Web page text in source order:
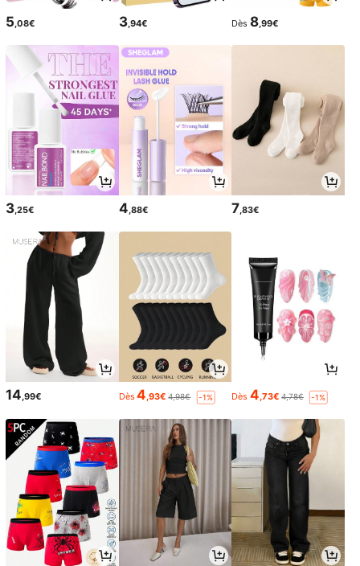
5,08€ 3,94€ Dès 8,99€
3,25€ 4,88€ 7,83€
14,99€ Dès4,93€ 4,98€ -1% Dès 4,73€ 4,78€ -1%